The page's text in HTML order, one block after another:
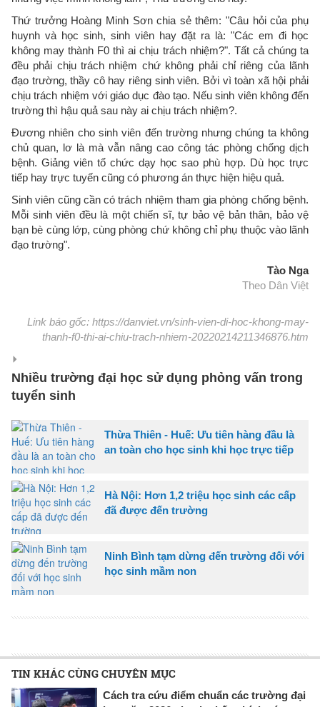
Thứ trưởng Hoàng Minh Sơn chia sẻ thêm: "Câu hỏi của phụ
huynh và học sinh, sinh viên hay đặt ra là: "Các em đi học
không may thành F0 thì ai chịu trách nhiệm?". Tất cả chúng ta
đều phải chịu trách nhiệm chứ không phải chỉ riêng của lãnh
đạo trường, thầy cô hay riêng sinh viên. Bởi vì toàn xã hội phải
chịu trách nhiệm với giáo dục đào tạo. Nếu sinh viên không đến
trường thì hậu quả sau này ai chịu trách nhiệm?.
Đương nhiên cho sinh viên đến trường nhưng chúng ta không
chủ quan, lơ là mà vẫn nâng cao công tác phòng chống dịch
bệnh. Giảng viên tổ chức dạy học sao phù hợp. Dù học trực
tiếp hay trực tuyến cũng có phương án thực hiện hiệu quả.
Sinh viên cũng cần có trách nhiệm tham gia phòng chống bệnh.
Mỗi sinh viên đều là một chiến sĩ, tự bảo vệ bản thân, bảo vệ
bạn bè cùng lớp, cùng phòng chứ không chỉ phụ thuộc vào lãnh
đạo trường".
Tào Nga
Theo Dân Việt
Link báo gốc: https://danviet.vn/sinh-vien-di-hoc-khong-may-
thanh-f0-thi-ai-chiu-trach-nhiem-20220214211346876.htm
Nhiều trường đại học sử dụng phỏng vấn trong
tuyển sinh
Thừa Thiên - Huế: Ưu tiên hàng đầu là
an toàn cho học sinh khi học trực tiếp
Hà Nội: Hơn 1,2 triệu học sinh các cấp
đã được đến trường
Ninh Bình tạm dừng đến trường đối với
học sinh mầm non
TIN KHÁC CÙNG CHUYÊN MỤC
Cách tra cứu điểm chuẩn các trường đại